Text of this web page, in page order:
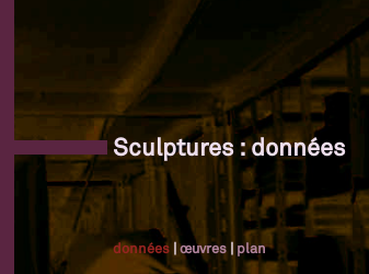
Sculptures : données
données |œuvres | plan